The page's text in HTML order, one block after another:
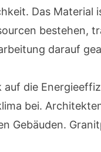
Das Material
bestehen,
darauf
auf die
bei.
Gebäuden.